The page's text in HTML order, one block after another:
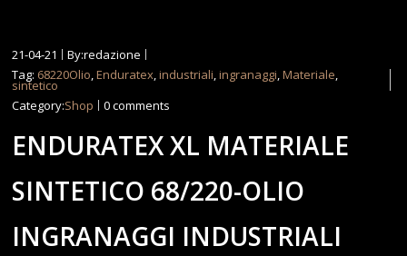
21-04-21
By:redazione
Tag: 68220Olio,Enduratex,industriali,ingranaggi,Materiale,
sintetico
Category:Shop 0 comments
ENDURATEX XL MATERIALE
SINTETICO 68/220-OLIO
INGRANAGGI INDUSTRIALI